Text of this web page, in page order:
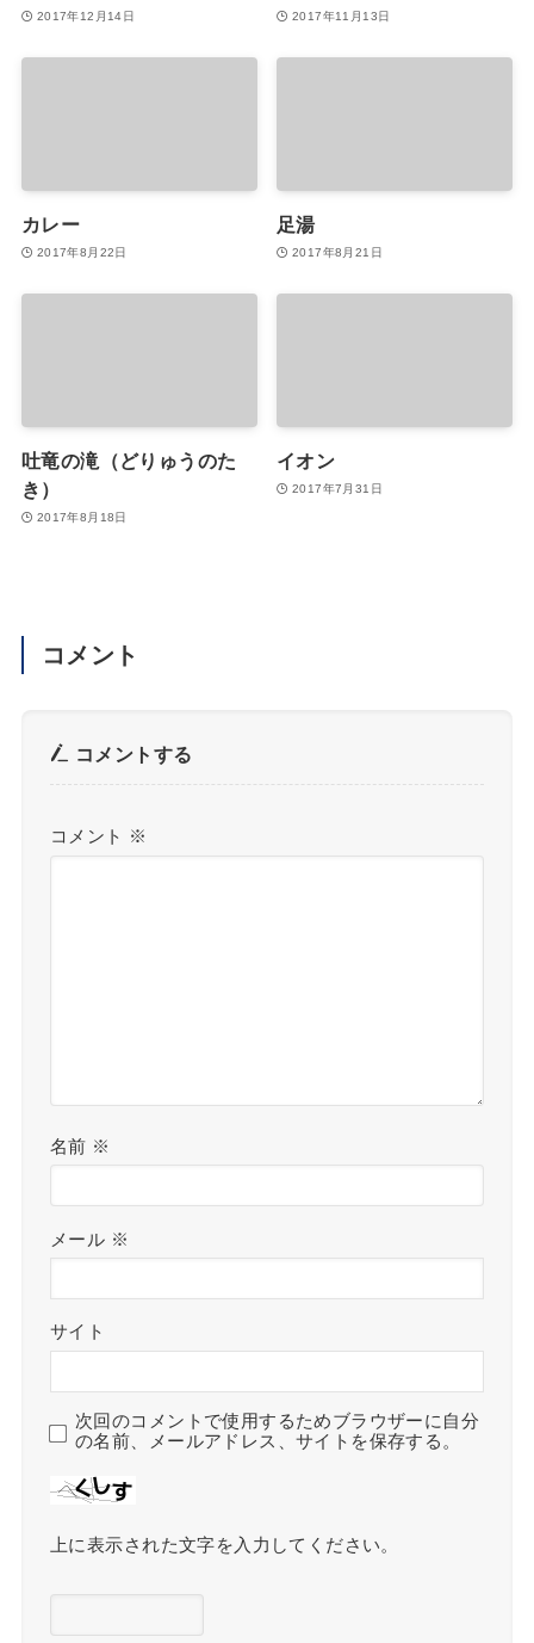
2017年12月14日 2017年11月13日
カレー
2017年8月22日
足湯
2017年8月21日
吐竜の滝（どりゅうのた
き）
2017年8月18日
イオン
2017年7月31日
コメント
コメントする
コメント ※
名前 ※
メール ※
サイト
次回のコメントで使用するためブラウザーに自分
の名前、メールアドレス、サイトを保存する。
上に表示された文字を入力してください。